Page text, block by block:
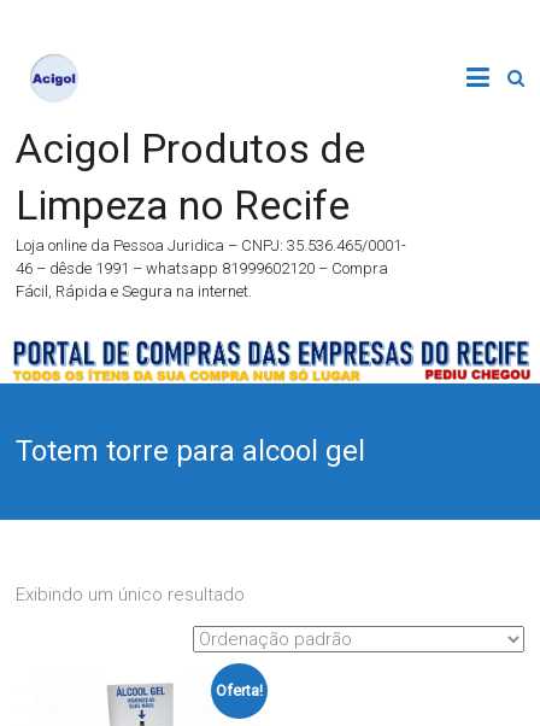
Acigol Produtos de
Limpeza no Recife
Loja online da Pessoa Juridica – CNPJ: 35.536.465/0001-
46 – dêsde 1991 – whatsapp 81999602120 – Compra
Fácil, Rápida e Segura na internet.
Totem torre para alcool gel
Exibindo um único resultado
Oferta!